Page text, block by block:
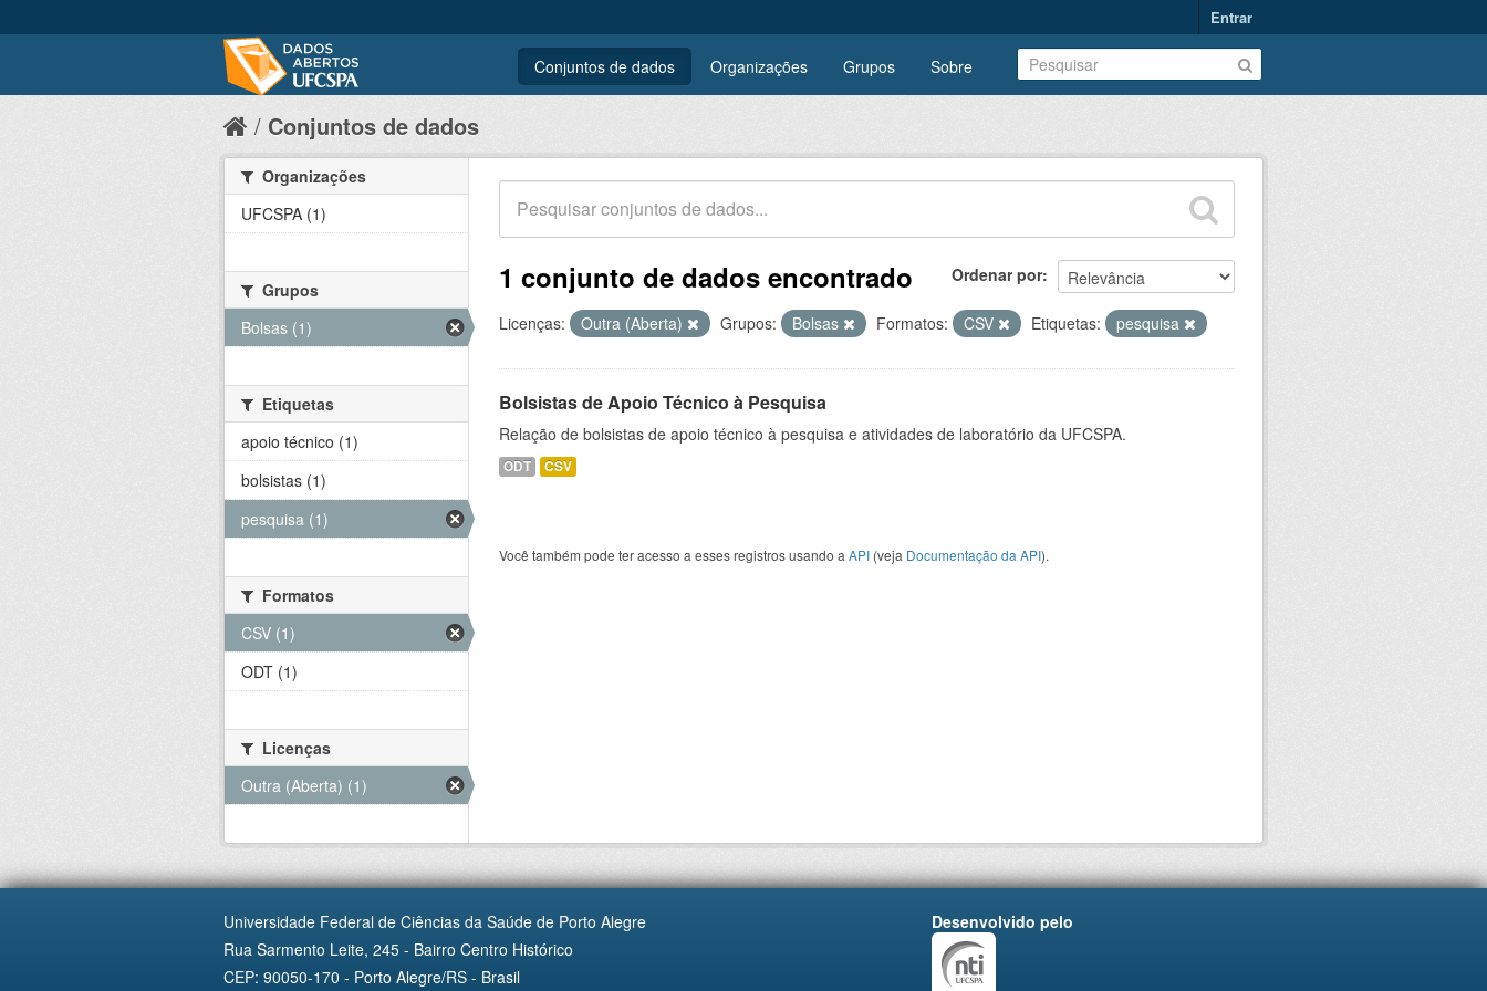
Entrar
Conjuntos de dados Organizações Grupos Sobre
Conjuntos de dados
Ordenar por
1 conjunto de dados encontrado
Licenças: Outra (Aberta) Grupos: Bolsas Formatos: CSV Etiquetas: pesquisa
Bolsistas de Apoio Técnico à Pesquisa
Relação de bolsistas de apoio técnico à pesquisa e atividades de laboratório da UFCSPA.
ODT CSV
Você também pode ter acesso a esses registros usando a API (veja Documentação da API).
Organizações
UFCSPA (1)
Grupos
Bolsas (1)
Etiquetas
apoio técnico (1)
bolsistas (1)
pesquisa (1)
Formatos
CSV (1)
ODT (1)
Licenças
Outra (Aberta) (1)
Universidade Federal de Ciências da Saúde de Porto Alegre
Rua Sarmento Leite, 245 - Bairro Centro Histórico
CEP: 90050-170 - Porto Alegre/RS - Brasil
Desenvolvido pelo